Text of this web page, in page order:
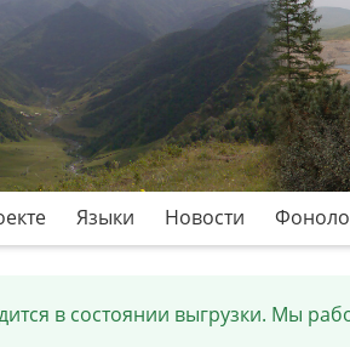
Языки Новости
в состоянии выгрузки. Мы